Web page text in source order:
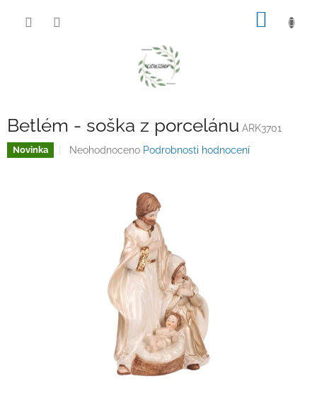
Betlém - soška z porcelánu ARK3701
Novinka
Průměrné
Neohodnoceno Podrobnosti hodnocení